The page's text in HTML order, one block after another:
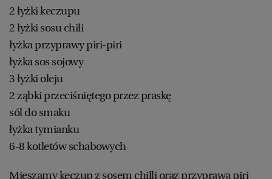
2 łyżki keczupu
2 łyżki sosu chili
łyżka przyprawy piri-piri
łyżka sos sojowy
3 łyżki oleju
2 ząbki przeciśniętego przez praskę
sól do smaku
łyżka tymianku
6-8 kotletów schabowych
Mieszamy keczup z sosem chilli oraz przyprawą piri